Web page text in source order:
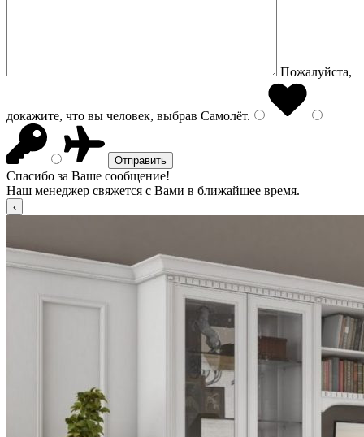
Пожалуйста,
докажите, что вы человек, выбрав Самолёт.
Спасибо за Ваше сообщение!
Наш менеджер свяжется с Вами в ближайшее время.